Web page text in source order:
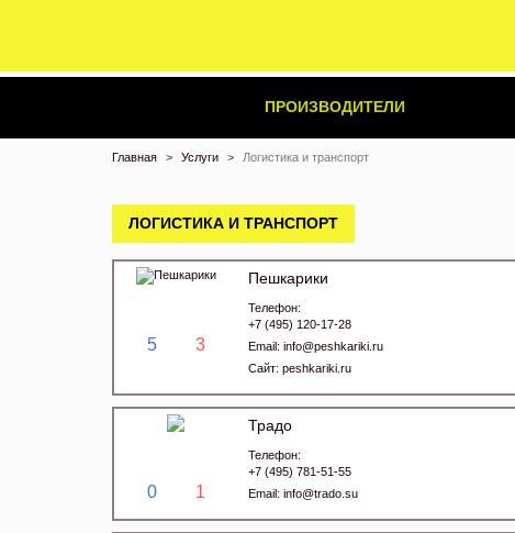
ПРОИЗВОДИТЕЛИ
Главная Услуги Логистика и транспорт
ЛОГИСТИКА И ТРАНСПОРТ
5 3
Пешкарики
Телефон:
+7 (495) 120-17-28
Email: info@peshkariki.ru
Сайт: peshkariki.ru
0 1
Традо
Телефон:
+7 (495) 781-51-55
Email: info@trado.su